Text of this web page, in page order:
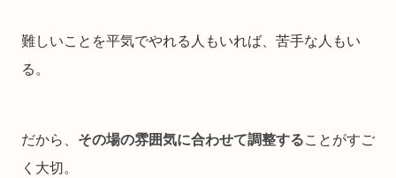
難しいことを平気でやれる人もいれば、苦手な人もい
る。
だから、 その場の雰囲気に合わせて調整することがすご
く大切。